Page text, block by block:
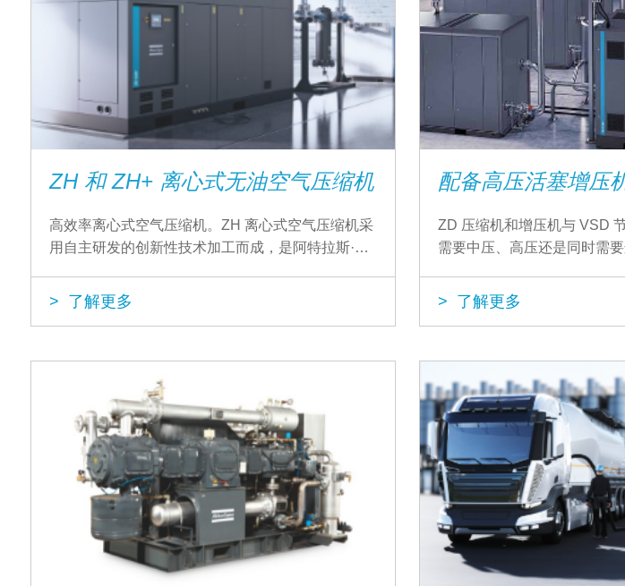
ZH 和 ZH+ 离心式无油空气压缩机
高效率离心式空气压缩机。ZH 离心式空气压缩机采
用自主研发的创新性技术加工而成，是阿特拉斯·科
> 了解更多
ZD 压缩机和增压机与 VSD
需要中压、高压还是同时需
100% 无油的干燥空气或氮气
> 了解更多